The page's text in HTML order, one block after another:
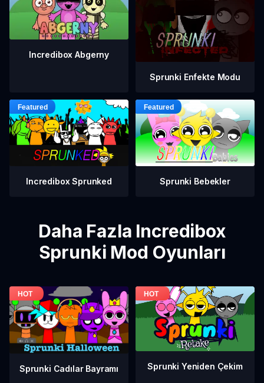
Incredibox Abgerny
Sprunki Enfekte Modu
Incredibox Sprunked Sprunki Bebekler
Daha Fazla Incredibox
Sprunki Mod Oyunları
Sprunki Cadılar Bayramı Sprunki Yeniden Çekim